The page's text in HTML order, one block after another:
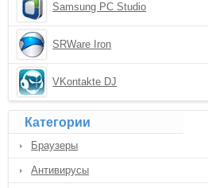
Samsung PC Studio
SRWare Iron
VKontakte DJ
Категории
Браузеры
Антивирусы